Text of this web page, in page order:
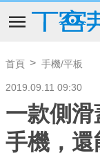
首頁 手機/平板
2019.09.11 09:30
一款側
手機，還